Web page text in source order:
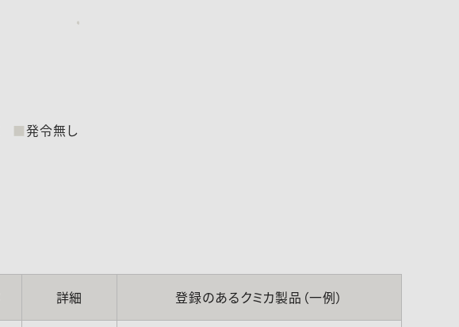
■発令無し
詳細 登録のあるクミカ製品（一例）